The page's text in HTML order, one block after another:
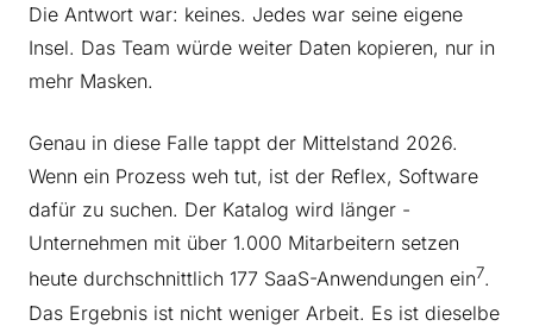
Die Antwort war: keines. Jedes war seine eigene
Insel. Das Team würde weiter Daten kopieren, nur in
mehr Masken.
Genau in diese Falle tappt der Mittelstand 2026.
Wenn ein Prozess weh tut, ist der Reflex, Software
dafür zu suchen. Der Katalog wird länger -
Unternehmen mit über 1.000 Mitarbeitern setzen
heute durchschnittlich 177 SaaS-Anwendungen ein7.
Das Ergebnis ist nicht weniger Arbeit. Es ist dieselbe